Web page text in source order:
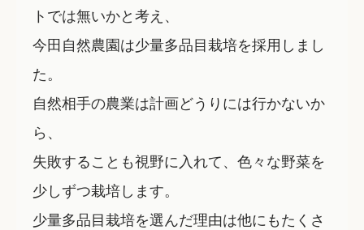
トでは無いかと考え、
今田自然農園は少量多品目栽培を採用しまし
た。
自然相手の農業は計画どうりには行かないか
ら、
失敗することも視野に入れて、色々な野菜を
少しずつ栽培します。
少量多品目栽培を選んだ理由は他にもたくさ